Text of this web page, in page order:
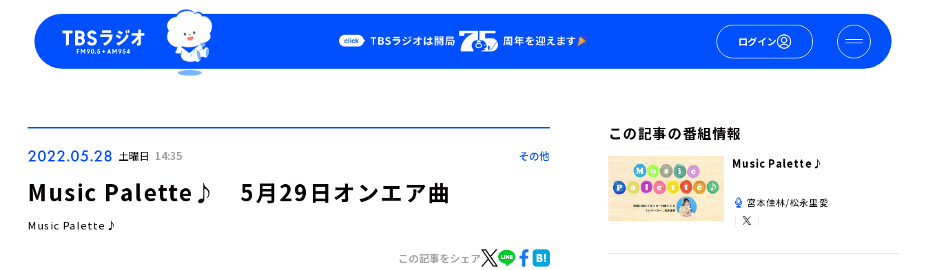
ログイン
Podcast
YouTube
2022.05.28 土曜日 14:35 その他
Music Palette♪ 5月29日オンエア曲
Music Palette♪
この記事をシェア
この記事の番組情報
Music Palette♪
宮本佳林/松永里愛